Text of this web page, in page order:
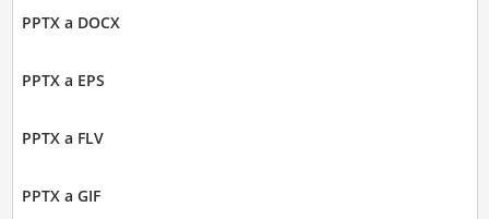
PPTX a DOCX
PPTX a EPS
PPTX a FLV
PPTX a GIF